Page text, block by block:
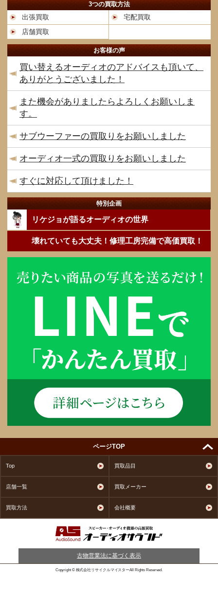
3つの買取方法
出張買取
宅配買取
店舗買取
お客様の声
買い替えるオーディオのアドバイスも頂いて、
ありがとうございました！
また機会がありましたらよろしくお願いしま
す。
サブウーファーの買取りをお願いしました
オーディオ一式の買取りをお願いしました
すぐに対応して頂けました！
特別企画
リケジョが語るオーディオの世界
壊れていても大丈夫！修理工房完備で高価買取！
ページTOP
Top 買取品目
店舗一覧 買取メーカー
買取方法 会社概要
古物営業法に基づく表示
Copyright © 株式会社リサイクルマイスターAll Rights Reserved.